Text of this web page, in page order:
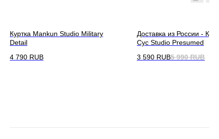
Куртка Mankun Studio Military
Detail
4 790 RUB
Доставка из России -
Cyc Studio Presumed
3 590 RUB5 990 RUB